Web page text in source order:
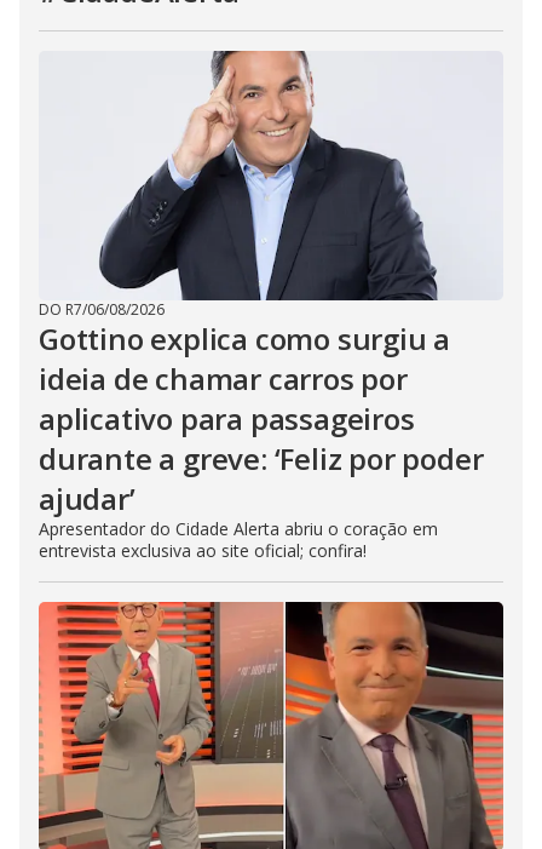
DO R7/06/08/2026
Gottino explica como surgiu a
ideia de chamar carros por
aplicativo para passageiros
durante a greve: ‘Feliz por poder
ajudar’
Apresentador do Cidade Alerta abriu o coração em
entrevista exclusiva ao site oficial; confira!